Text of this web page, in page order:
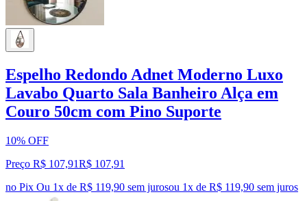
Espelho Redondo Adnet Moderno Luxo
Lavabo Quarto Sala Banheiro Alça em
Couro 50cm com Pino Suporte
10% OFF
Preço R$ 107,91R$ 107,91
no Pix Ou 1x de R$ 119,90 sem jurosou 1x de R$ 119,90 sem juros